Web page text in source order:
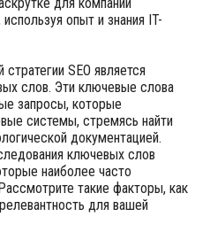
опыт и знания IT-
SEO является
слов. Эти ключевые слова
запросы, которые
системы, стремясь найти
документацией.
ключевых слов
наиболее часто
такие факторы, как
для вашей